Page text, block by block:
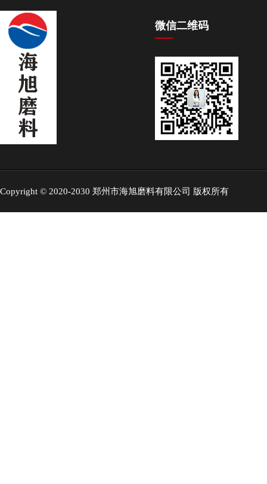
微信二维码
Copyright © 2020-2030 郑州市海旭磨料有限公司 版权所有